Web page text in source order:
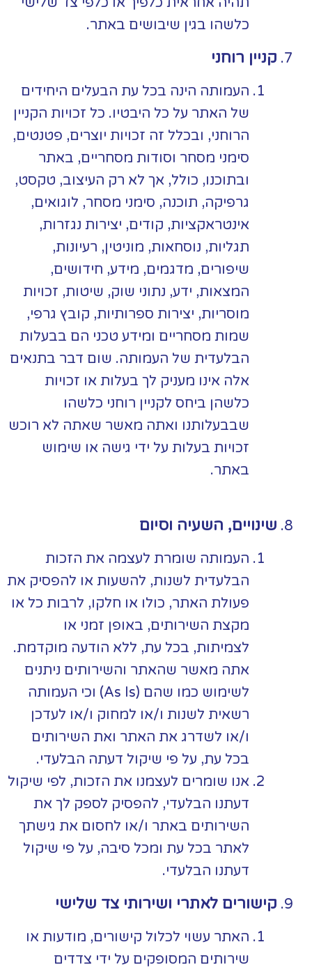
כלשהו בגין שיבושים באתר.
קניין רוחני
העמותה הינה בכל עת הבעלים היחידים
של האתר על כל היבטיו. כל זכויות הקניין
הרוחני, ובכלל זה זכויות יוצרים, פטנטים,
סימני מסחר וסודות מסחריים, באתר
ובתוכנו, כולל, אך לא רק העיצוב, טקסט,
גרפיקה, תוכנה, סימני מסחר, לוגואים,
אינטראקציות, קודים, יצירות נגזרות,
תגליות, נוסחאות, מוניטין, רעיונות,
שיפורים, מדגמים, מידע, חידושים,
המצאות, ידע, נתוני שוק, שיטות, זכויות
מוסריות, יצירות ספרותיות, קובץ גרפי,
שמות מסחריים ומידע טכני הם בבעלות
הבלעדית של העמותה. שום דבר בתנאים
אלה אינו מעניק לך בעלות או זכויות
כלשהן ביחס לקניין רוחני כלשהו
שבבעלותנו ואתה מאשר שאתה לא רוכש
זכויות בעלות על ידי גישה או שימוש
באתר.
שינויים, השעיה וסיום
העמותה שומרת לעצמה את הזכות
הבלעדית לשנות, להשעות או להפסיק את
פעולת האתר, כולו או חלקו, לרבות כל או
מקצת השירותים, באופן זמני או
לצמיתות, בכל עת, ללא הודעה מוקדמת.
אתה מאשר שהאתר והשירותים ניתנים
לשימוש כמו שהם (As Is) וכי העמותה
רשאית לשנות ו/או למחוק ו/או לעדכן
ו/או לשדרג את האתר ואת השירותים
בכל עת, על פי שיקול דעתה הבלעדי.
אנו שומרים לעצמנו את הזכות, לפי שיקול
דעתנו הבלעדי, להפסיק לספק לך את
השירותים באתר ו/או לחסום את גישתך
לאתר בכל עת ומכל סיבה, על פי שיקול
דעתנו הבלעדי.
קישורים לאתרי ושירותי צד שלישי
האתר עשוי לכלול קישורים, מודעות או
שירותים המסופקים על ידי צדדים